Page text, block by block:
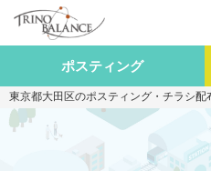
ポスティング
東京都大田区のポスティング・チラシ配